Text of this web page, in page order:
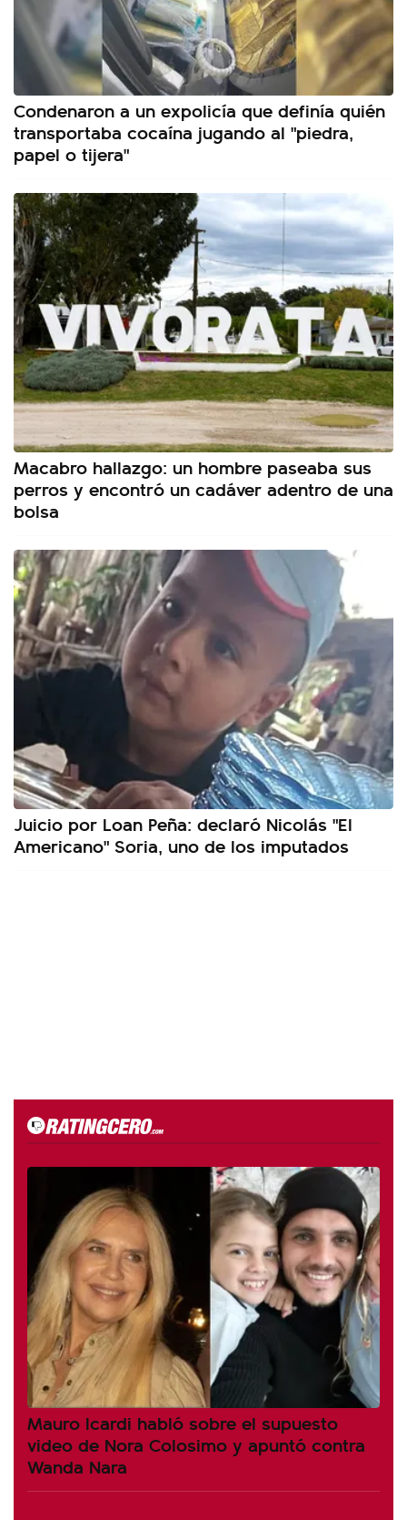
Condenaron a un expolicía que definía quién
transportaba cocaína jugando al "piedra,
papel o tijera"
Macabro hallazgo: un hombre paseaba sus
perros y encontró un cadáver adentro de una
bolsa
Juicio por Loan Peña: declaró Nicolás "El
Americano" Soria, uno de los imputados
Mauro Icardi habló sobre el supuesto
video de Nora Colosimo y apuntó contra
Wanda Nara